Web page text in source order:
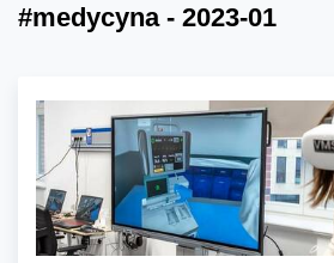
#medycyna - 2023-01